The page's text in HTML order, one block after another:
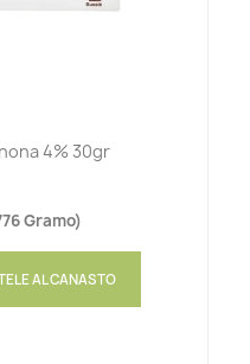
4% 30gr
Gramo)
AL CANASTO